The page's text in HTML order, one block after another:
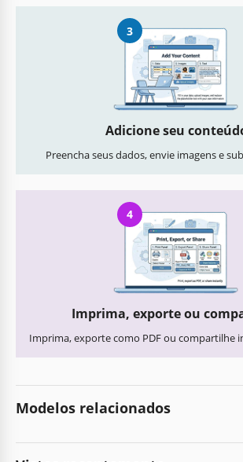
3
Adicione seu
Preencha seus dados, envie imagens e
4
Imprima, exporte ou
Imprima, exporte como PDF ou compartilhe
Modelos relacionados